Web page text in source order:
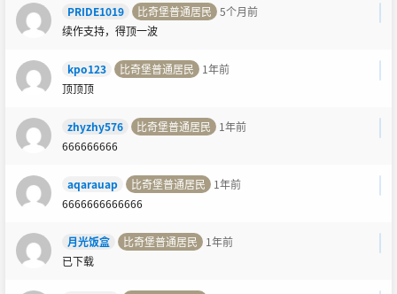
PRIDE1019 比奇堡普通居民 5个月前
续作支持，得顶一波
kpo123 比奇堡普通居民
1年前
顶顶顶
zhyzhy576 比奇堡普通居民
1年前
666666666
aqarauap 比奇堡普通居民
1年前
6666666666666
月光饭盒 比奇堡普通居民
1年前
已下载